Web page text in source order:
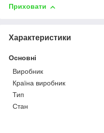
Приховати
Характеристики
Основні
Виробник
Країна виробник
Тип
Стан